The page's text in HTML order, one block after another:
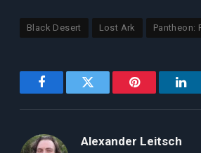
Black Desert Lost Ark Pantheon:
FacebookTwitter Pinterest
Alexander Leitsch